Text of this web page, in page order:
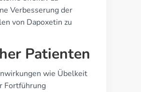
Verbesserung der
von Dapoxetin zu
Patienten
wie Übelkeit
Fortführung